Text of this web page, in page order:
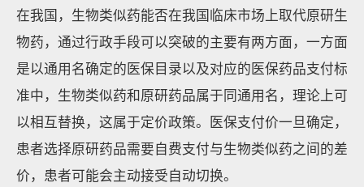
在我国，生物类似药能否在我国临床市场上取代原研生
物药，通过行政手段可以突破的主要有两方面，一方面
是以通用名确定的医保目录以及对应的医保药品支付标
准中，生物类似药和原研药品属于同通用名，理论上可
以相互替换，这属于定价政策。医保支付价一旦确定，
患者选择原研药品需要自费支付与生物类似药之间的差
价，患者可能会主动接受自动切换。